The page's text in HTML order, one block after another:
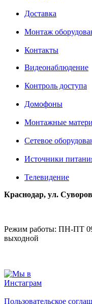
Доставка
Монтаж
Контакты
Видеонаблюдение
Контроль доступа
Домофоны
Монтажные
Сетевое
Источники
Телевидение
Краснодар, ул.
Режим работы: ПН-ПТ
выходной
Пользовательское